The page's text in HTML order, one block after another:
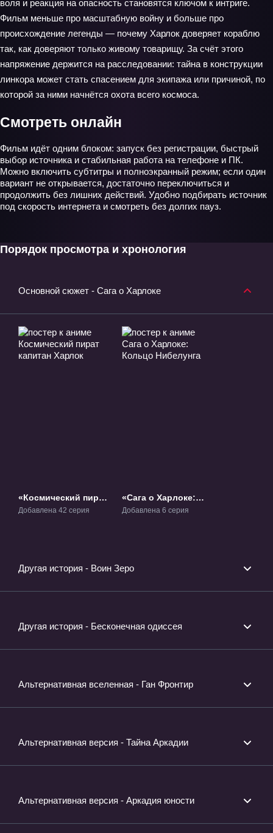
воля и реакция на опасность становятся ключом к интриге.
Фильм меньше про масштабную войну и больше про
происхождение легенды — почему Харлок доверяет кораблю
так, как доверяют только живому товарищу. За счёт этого
напряжение держится на расследовании: тайна в конструкции
линкора может стать спасением для экипажа или причиной, по
которой за ними начнётся охота всего космоса.
Смотреть онлайн
Фильм идёт одним блоком: запуск без регистрации, быстрый
выбор источника и стабильная работа на телефоне и ПК.
Можно включить субтитры и полноэкранный режим; если один
вариант не открывается, достаточно переключиться и
продолжить без лишних действий. Удобно подбирать источник
под скорость интернета и смотреть без долгих пауз.
Порядок просмотра и хронология
Основной сюжет - Сага о Харлоке
«Космический пират
капитан Харлок»
Добавлена 42 серия
«Сага о Харлоке:
Кольцо Нибелунга»
Добавлена 6 серия
Другая история - Воин Зеро
Другая история - Бесконечная одиссея
Альтернативная вселенная - Ган Фронтир
Альтернативная версия - Тайна Аркадии
Альтернативная версия - Аркадия юности